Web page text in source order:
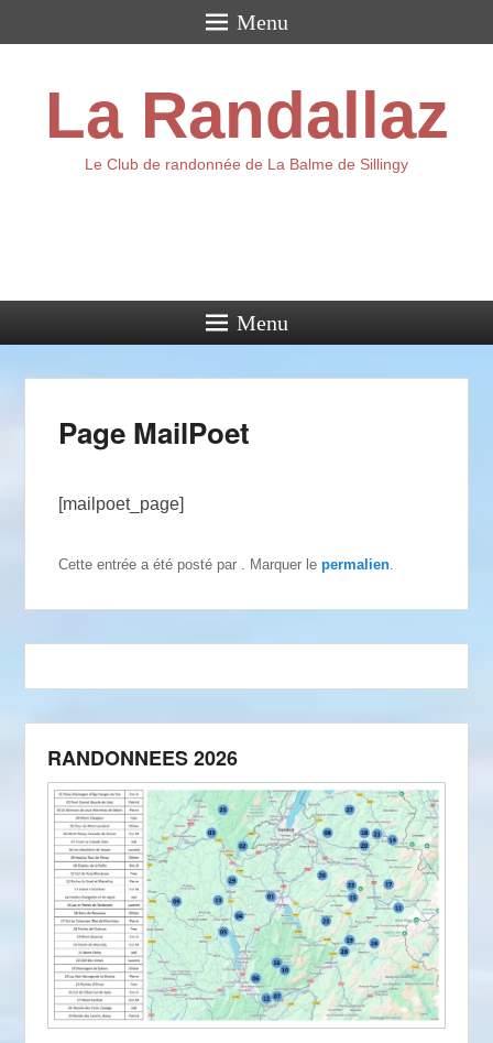
Menu
La Randallaz
Le Club de randonnée de La Balme de Sillingy
Menu
Page MailPoet
[mailpoet_page]
Cette entrée a été posté par . Marquer lepermalien
RANDONNEES 2026